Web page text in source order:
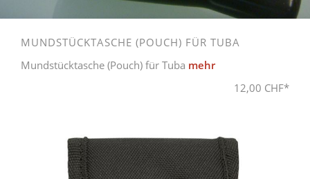
MUNDSTÜCKTASCHE (POUCH) FÜR TUBA
Mundstücktasche (Pouch) für Tuba mehr
12,00 CHF*